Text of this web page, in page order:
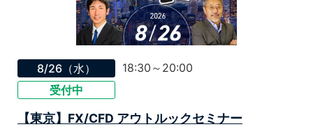
8/26（水）
18:30～20:00
受付中
【東京】FX/CFD アウトルックセミナー